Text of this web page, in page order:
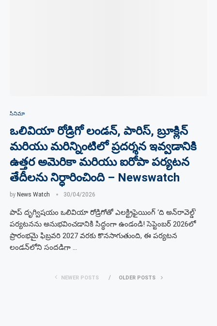
సినిమా
ఒలివియా రోడ్రిగో లండన్, పారిస్, బ్రూక్లిన్
మరియు మరిన్నింటిలో ప్రదర్శన ఇవ్వడానికి
ఉత్తర అమెరికా మరియు ఐరోపా పర్యటన
తేదీలను నిర్ధారించింది – Newswatch
by News Watch 30/04/2026
పాప్ దృగ్విషయం ఒలివియా రోడ్రిగోతో ఎలక్ట్రిఫైయింగ్ ‘ది అన్‌రావెల్డ్’
పర్యటనను అనుభవించడానికి సిద్ధంగా ఉండండి! సెప్టెంబర్ 2026లో
ప్రారంభమై ఫిబ్రవరి 2027 వరకు కొనసాగుతుంది, ఈ పర్యటన
లండన్‌లోని సందడిగా …
NEWER POSTS OLDER POSTS